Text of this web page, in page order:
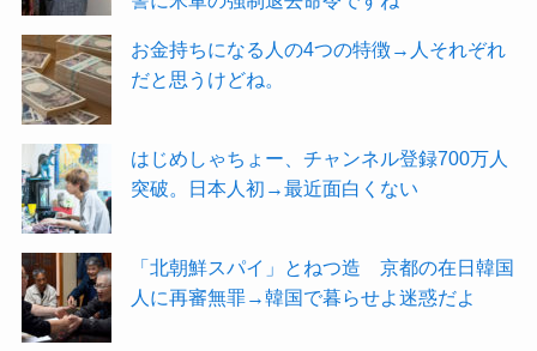
お金持ちになる人の4つの特徴→人それぞれ
だと思うけどね。
はじめしゃちょー、チャンネル登録700万人
突破。日本人初→最近面白くない
「北朝鮮スパイ」とねつ造 京都の在日韓国
人に再審無罪→韓国で暮らせよ迷惑だよ